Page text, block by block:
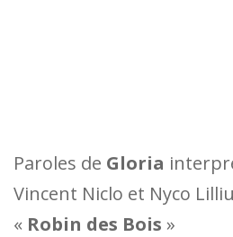
Paroles de Gloria
Vincent Niclo et Nyco
« Robin des Bois »